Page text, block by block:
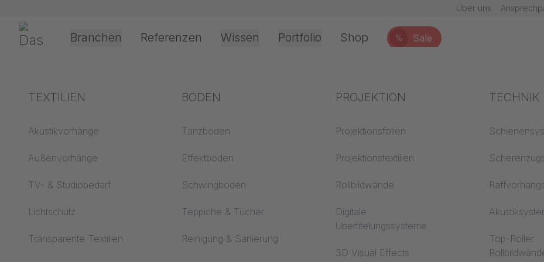
Über uns
Gerriets Branchen
Theater & Kultur
Event &
Office & Interior
Referenzen Wissen
Begriffserklärungen
Akustik ABC
Boden ABC
Projektionsfolien ABC
Projektionstextilien
Verarbeitung &
Branchenwissen
Textilwissen
Akustikwissen
Projektionswissen
Trevira CS
Portfolio
TEXTILIEN
Akustikvorhänge
Außenvorhänge
TV- & Studiobedarf
Lichtschutz
Transparente Textilien
BODEN
Tanzboden
Effektboden
Schwingboden
Teppiche & Tücher
Reinigung & Sanierung
PROJEKTION
Projektionsfolien
Projektionstextilien
Rollbildwände
Digitale
Übertitelungssysteme
3D Visual Effects
TECHNIK
Top-Roller
Shop % Sale